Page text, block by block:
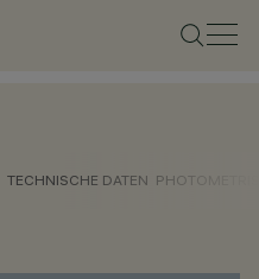
TECHNISCHE DATEN